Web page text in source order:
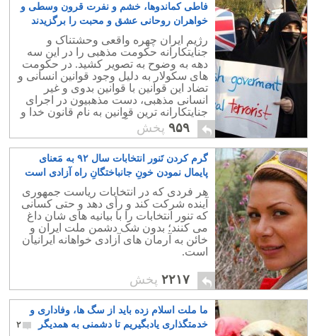
فاطی کماندوها، خشم و نفرت قرون وسطی و
خواهران روحانی عشق و محبت را برگزیدند
رژیم ایران چهره واقعی وحشتناک و
جنایتکارانه حکومت مذهبی را در این سه
دهه به وضوح به تصویر کشید. در حکومت
های سکولار به دلیل وجود قوانین انسانی و
تضاد این قوانین با قوانین بدوی و غیر
انسانی مذهبی، دست مذهبیون در اجرای
جنایتکارانه ترین قوانین به نام قانون خدا و
مذهب، کوتاه می گردد.
۹۵۹ پخش
گرم کردن تَنور انتخابات سال ۹۲ به مَعنای
پایمال نمودن خونِ جانباختگانِ راه آزادی است
۵
هر فردی که در انتخابات ریاست جمهوری
آینده شرکت کند و رأی دهد و حتی کسانی
که تنور انتخابات را با بیانیه های شان داغ
می کنند؛ بدون شک دشمن ملت ایران و
خائن به آرمان های آزادی خواهانه ایرانیان
است.
۲۲۱۷ پخش
ما ملت اسلام زده باید از سگ ها، وفاداری و
خدمتگذاری یادبگیریم تا دشمنی به همدیگر
۲